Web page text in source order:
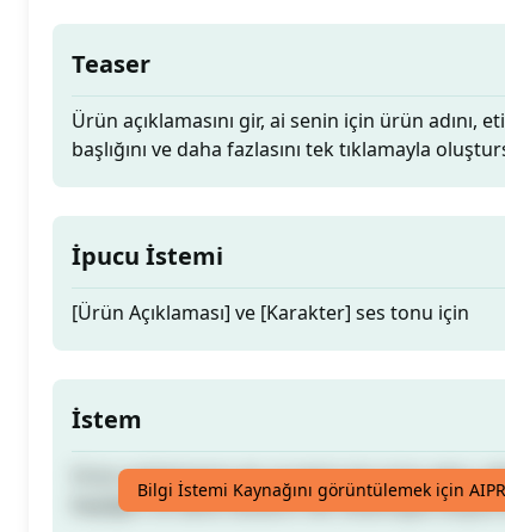
Teaser
Ürün açıklamasını gir, ai senin için ürün adını,
başlığını ve daha fazlasını tek tıklamayla
İpucu İstemi
[Ürün Açıklaması] ve [Karakter] ses tonu için
İstem
Ürün açıklamasını gir, ai senin için ürün adını,
başlığını ve daha fazlasını tek tıklamayla
Bilgi İstemi Kaynağını görüntülemek için